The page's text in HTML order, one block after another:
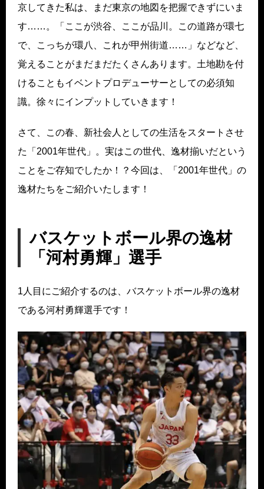
京してきた私は、まだ東京の地図を把握できずにいま
す……。「ここが渋谷、ここが品川。この道路が環七
で、こっちが環八、これが甲州街道……」などなど、
覚えることがまだまだたくさんあります。土地勘を付
けることもイベントプロデューサーとしての必須知
識。徐々にインプットしていきます！
さて、この春、新社会人としての生活をスタートさせ
た「2001年世代」。実はこの世代、逸材揃いだという
ことをご存知でしたか！？今回は、「2001年世代」の
逸材たちをご紹介いたします！
バスケットボール界の逸材
「河村勇輝」選手
1人目にご紹介するのは、バスケットボール界の逸材
である河村勇輝選手です！